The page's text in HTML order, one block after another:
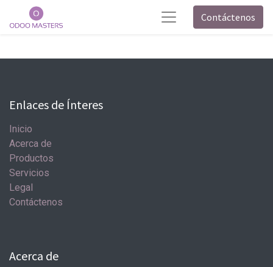
Contáctenos
Enlaces de Ínteres
Inicio
Acerca de
Productos
Servicios
Legal
Contáctenos
Acerca de